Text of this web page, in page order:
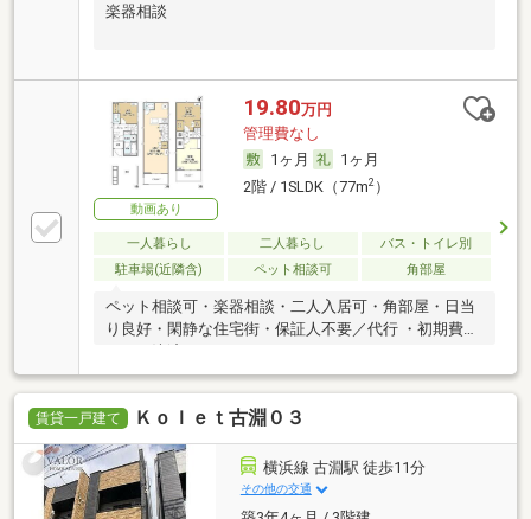
楽器相談
動画あり
19.80万円
管理費なし
1ヶ月
1ヶ月
2階 / 1SLDK（77m2）
一人暮らし 二人暮らし
バス・トイレ別
駐車場(近隣含)
ペット相談可 角部屋
ペット相談可・楽器相談・二人入居可・角部屋・日当
り良好・閑静な住宅街・保証人不要／代行 ・初期費用
カード決済可
賃貸一戸建て Ｋｏｌｅｔ古淵０３
横浜線 古淵駅 徒歩11分
その他の交通